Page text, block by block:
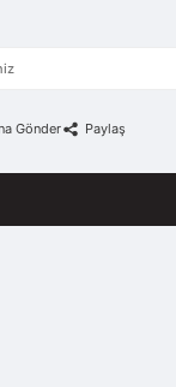
Gönder Paylaş